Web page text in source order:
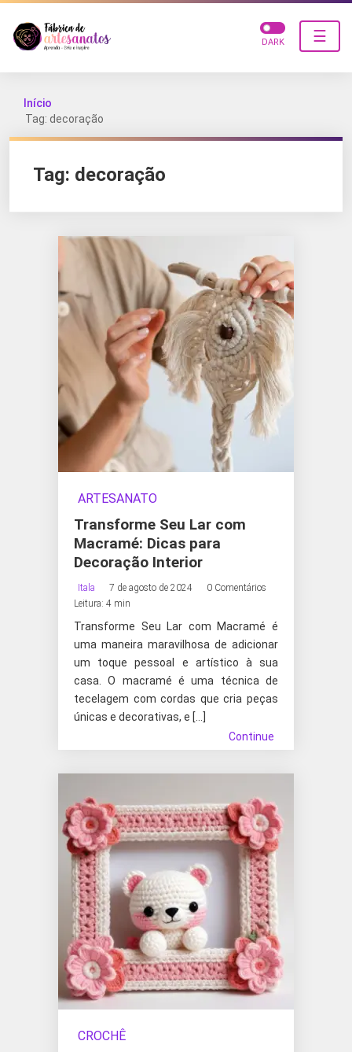
☰
DARK
Início
Tag: decoração
Tag: decoração
ARTESANATO
Transforme Seu Lar com
Macramé: Dicas para
Decoração Interior
Itala 7 de agosto de 2024
0 Comentários
Leitura: 4 min
Transforme Seu Lar com Macramé é
uma maneira maravilhosa de adicionar
um toque pessoal e artístico à sua
casa. O macramé é uma técnica de
tecelagem com cordas que cria peças
únicas e decorativas, e […]
Continue
CROCHÊ